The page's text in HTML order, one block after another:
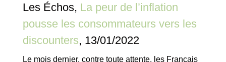
Les Échos, La peur de l’inflation
pousse les consommateurs vers les
discounters, 13/01/2022
Le mois dernier, contre toute attente, les Français